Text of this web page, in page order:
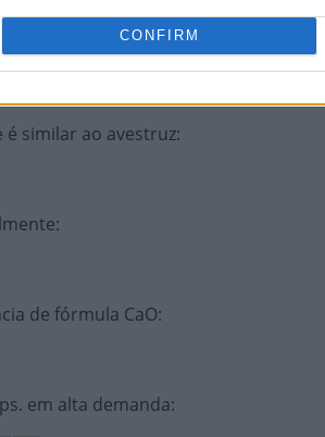
CONFIRM
brasileiro :
similar ao avestruz:
:
de fórmula CaO:
em alta demanda: